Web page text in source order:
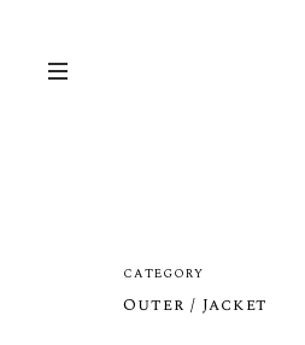
CATEGORY
Outer / Jacket